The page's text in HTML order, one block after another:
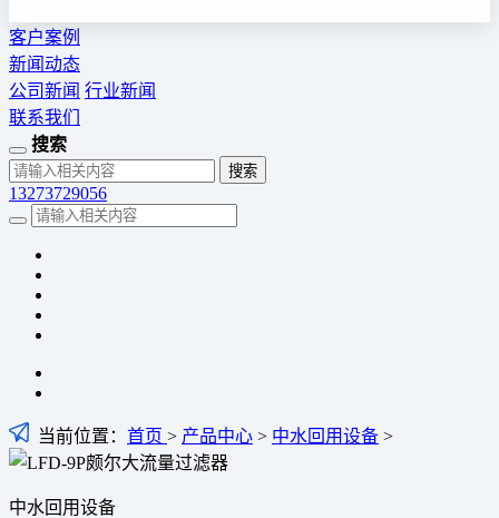
客户案例
新闻动态
公司新闻 行业新闻
联系我们
搜索
13273729056
当前位置： 首页 > 产品中心 > 中水回用设备 >
中水回用设备